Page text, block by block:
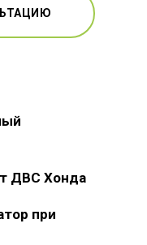
ДВС Хонда
при